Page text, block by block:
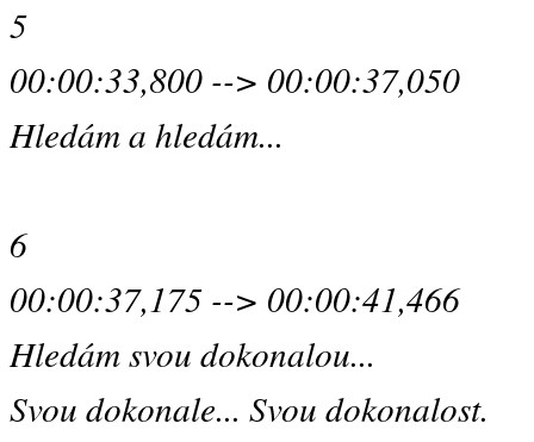
5
00:00:33,800 --> 00:00:37,050
Hledám a hledám...
6
00:00:37,175 --> 00:00:41,466
Hledám svou dokonalou...
Svou dokonale... Svou dokonalost.